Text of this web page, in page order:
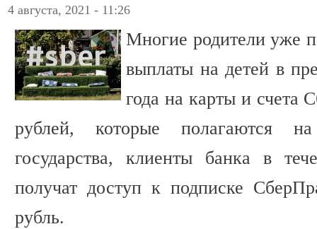
4 августа, 2021 - 11:26
Многие родители уже
выплаты на детей в
года на карты и счета
рублей, которые полагаются
государства, клиенты банка в
получат доступ к подписке
рубль.